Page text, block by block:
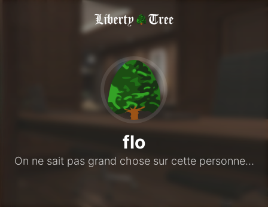
flo
On ne sait pas grand chose sur cette personne…